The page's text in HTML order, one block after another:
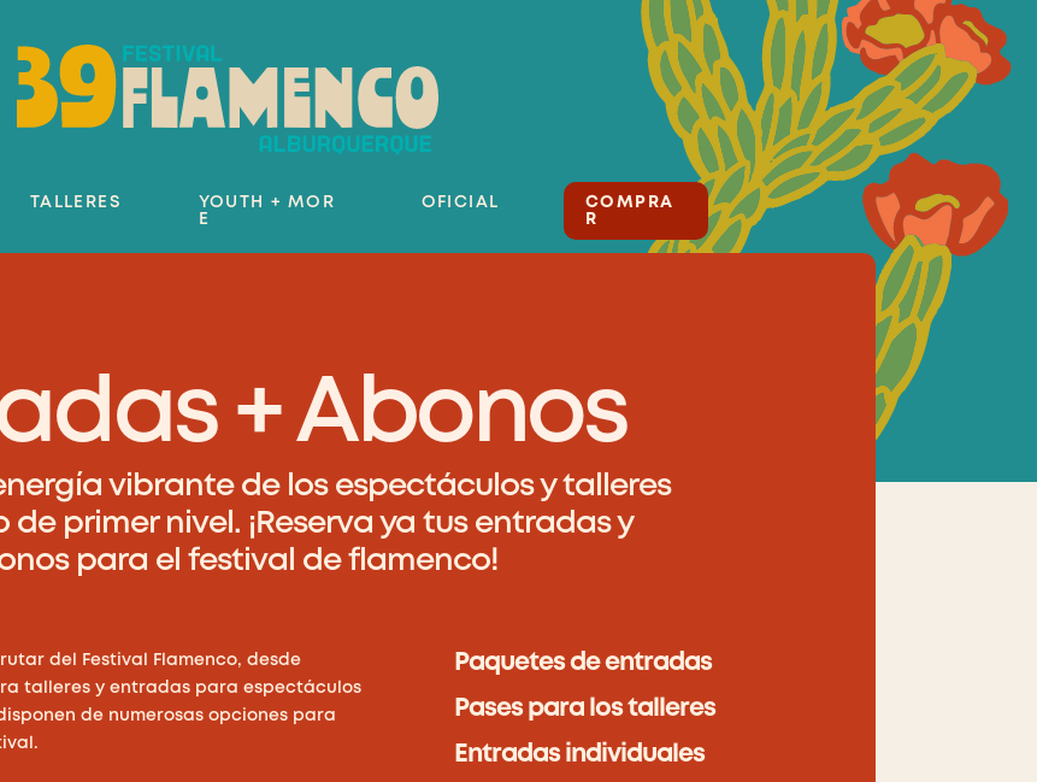
TALLERES
YOUTH + MOR
E
OFICIAL
COMPRA
R
+ Abonos
vibrante de los espectáculos y talleres
primer nivel. ¡Reserva ya tus entradas y
para el festival de flamenco!
del Festival Flamenco, desde
talleres y entradas para espectáculos
de numerosas opciones para
Paquetes de entradas
Pases para los talleres
Entradas individuales